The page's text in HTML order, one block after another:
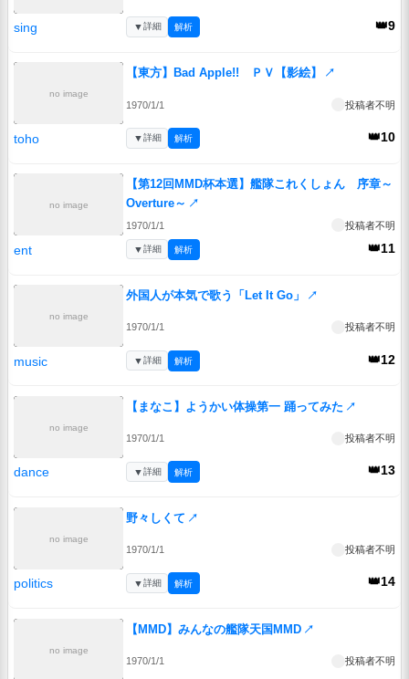
sing 👑9
▼詳細 解析
no image
【東方】Bad Apple!! ＰＶ【影絵】 ↗
1970/1/1 投稿者不明
toho 👑10
▼詳細 解析
no image
【第12回MMD杯本選】艦隊これくしょん 序章～
Overture～ ↗
1970/1/1 投稿者不明
ent 👑11
▼詳細 解析
no image
外国人が本気で歌う「Let It Go」 ↗
1970/1/1 投稿者不明
music 👑12
▼詳細 解析
no image
【まなこ】ようかい体操第一 踊ってみた ↗
1970/1/1 投稿者不明
dance 👑13
▼詳細 解析
no image
野々しくて ↗
1970/1/1 投稿者不明
politics 👑14
▼詳細 解析
no image
【MMD】みんなの艦隊天国MMD ↗
1970/1/1 投稿者不明